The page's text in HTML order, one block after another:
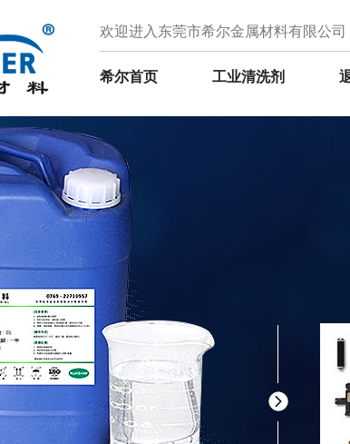
欢迎进入东莞市希尔金属材料有限公司
希尔首页 工业清洗剂